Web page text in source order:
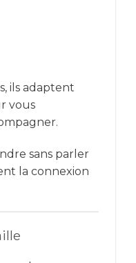
ils adaptent
vous
sans parler
la connexion